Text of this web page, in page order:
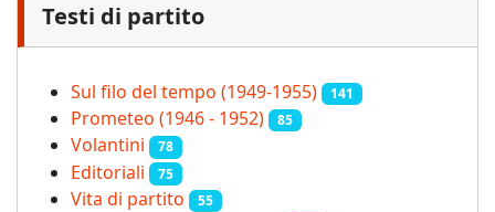
Testi di partito
Sul filo del tempo (1949-1955) 141
Prometeo (1946 - 1952) 85
Volantini 78
Editoriali 75
Vita di partito 55